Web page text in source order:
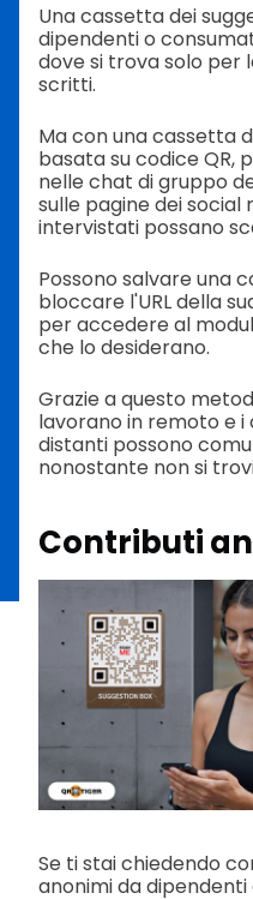
Una cassetta dei
dipendenti o
dove si trova solo per
scritti.
Ma con una cassetta
basata su codice QR,
nelle chat di gruppo
sulle pagine dei social
intervistati possano
Possono salvare una
bloccare l'URL della
per accedere al
che lo desiderano.
Grazie a questo
lavorano in remoto e
distanti possono
nonostante non si
Contributi
Se ti stai chiedendo
anonimi da